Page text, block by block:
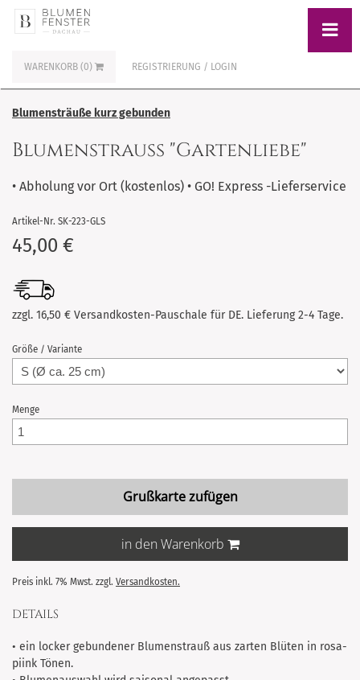
WARENKORB (0) REGISTRIERUNG / LOGIN
Blumensträuße kurz gebunden
Blumenstrauß "Gartenliebe"
• Abholung vor Ort (kostenlos) • GO! Express -Lieferservice
Artikel-Nr. SK-223-GLS
45,00 €
zzgl. 16,50 € Versandkosten-Pauschale für DE. Lieferung 2-4 Tage.
Größe / Variante
Menge
Grußkarte zufügen
in den Warenkorb
Preis inkl. 7% Mwst. zzgl. Versandkosten.
DETAILS
• ein locker gebundener Blumenstrauß aus zarten Blüten in rosa-
piink Tönen.